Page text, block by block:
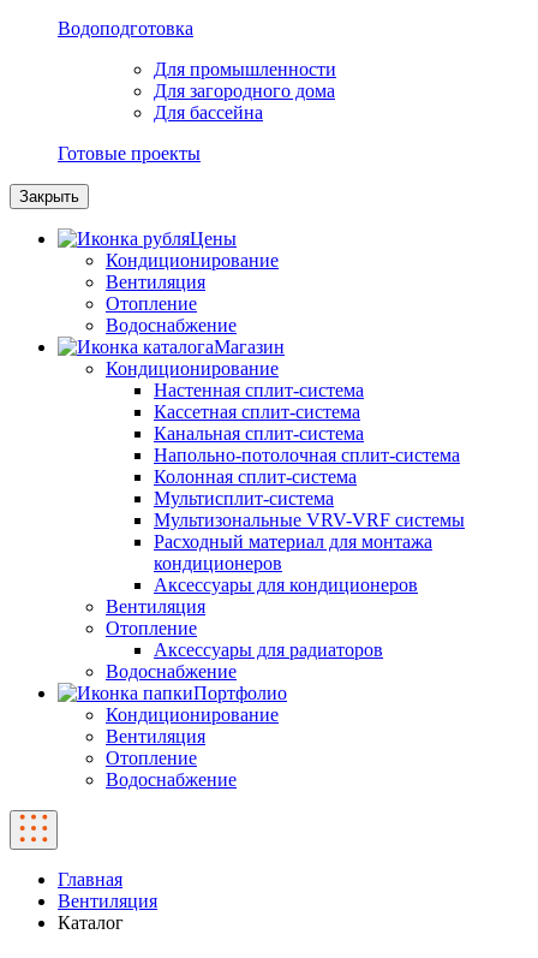
Водоподготовка
Для промышленности
Для загородного дома
Для бассейна
Готовые проекты
Закрыть
Цены
Кондиционирование
Вентиляция
Отопление
Водоснабжение
Магазин
Кондиционирование
Настенная сплит-система
Кассетная сплит-система
Канальная сплит-система
Напольно-потолочная сплит-система
Колонная сплит-система
Мультисплит-система
Мультизональные VRV-VRF системы
Расходный материал для монтажа
кондиционеров
Аксессуары для кондиционеров
Вентиляция
Отопление
Аксессуары для радиаторов
Водоснабжение
Портфолио
Кондиционирование
Вентиляция
Отопление
Водоснабжение
Главная
Вентиляция
Каталог